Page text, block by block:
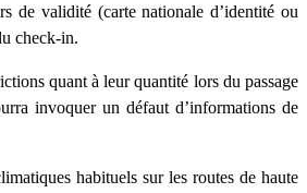
de validité (carte nationale d’identité ou
check-in.
quant à leur quantité lors du passage
invoquer un défaut d’informations de
habituels sur les routes de haute